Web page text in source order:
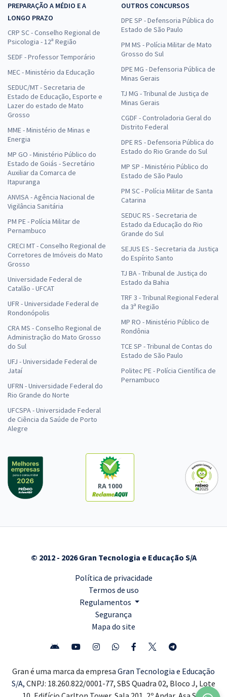
PREPARAÇÃO A MÉDIO E A
LONGO PRAZO
CRP SC - Conselho Regional de
Psicologia - 12ª Região
SEDF - Professor Temporário
MEC - Ministério da Educação
SEDUC/MT - Secretaria de
Estado de Educação, Esporte e
Lazer do estado de Mato
Grosso
MME - Ministério de Minas e
Energia
MP GO - Ministério Público do
Estado de Goiás - Secretário
Auxiliar da Comarca de
Itapuranga
ANVISA - Agência Nacional de
Vigilância Sanitária
PM PE - Polícia Militar de
Pernambuco
CRECI MT - Conselho Regional de
Corretores de Imóveis do Mato
Grosso
Universidade Federal de
Catalão - UFCAT
UFR - Universidade Federal de
Rondonópolis
CRA MS - Conselho Regional de
Administração do Mato Grosso
do Sul
UFJ - Universidade Federal de
Jataí
UFRN - Universidade Federal do
Rio Grande do Norte
UFCSPA - Universidade Federal
de Ciência da Saúde de Porto
Alegre
OUTROS CONCURSOS
DPE SP - Defensoria Pública do
Estado de São Paulo
PM MS - Polícia Militar de Mato
Grosso do Sul
DPE MG - Defensoria Pública de
Minas Gerais
TJ MG - Tribunal de Justiça de
Minas Gerais
CGDF - Controladoria Geral do
Distrito Federal
DPE RS - Defensoria Pública do
Estado do Rio Grande do Sul
MP SP - Ministério Público do
Estado de São Paulo
PM SC - Polícia Militar de Santa
Catarina
SEDUC RS - Secretaria de
Estado da Educação do Rio
Grande do Sul
SEJUS ES - Secretaria da Justiça
do Espírito Santo
TJ BA - Tribunal de Justiça do
Estado da Bahia
TRF 3 - Tribunal Regional Federal
da 3ª Região
MP RO - Ministério Público de
Rondônia
TCE SP - Tribunal de Contas do
Estado de São Paulo
Politec PE - Polícia Científica de
Pernambuco
RA 1000
© 2012 - 2026 Gran Tecnologia e Educação S/A
Política de privacidade
Termos de uso
Regulamentos
Segurança
Mapa do site
Gran é uma marca da empresa Gran Tecnologia e Educação
S/A, CNPJ: 18.260.822/0001-77, SBS Quadra 02, Bloco J, Lote